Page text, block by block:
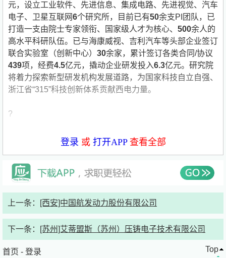
元，设立工业软件、先进信息、集成电路、先进视觉、汽车
电子、卫星互联网6个研究所，目前已有50余支PI团队，已
打造一支由院士专家领衔、国家级人才为核心、 500余人的
高水平科研队伍。已与海康威视、吉利汽车等头部企业签订
联合实验室（创新中心） 30余家，累计签订各类合同/协议
439项，经费4.5亿元，撬动企业研发投入6.3亿元。研究院
将着力探索新型研发机构发展道路，为国家科技自立自强、
浙江省“315”科技创新体系贡献西电力量。
?
主要研究方向 研究所联系人
工业软件研究所
及国产数据库、智能制造与工业互联网、工业软件设计与优
技术、信息与通信工程、微电子、人工智能、机器学习、网
15669029959
登录 或 打开APP查看全部
上一条： [西安]中国航发动力股份有限公司
下一条： [苏州]艾蒂盟斯（苏州）压铸电子技术有限公司
首页 - 登录 Top